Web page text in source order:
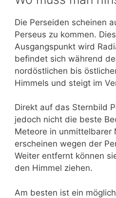
Die Perseiden scheinen
Perseus zu kommen.
Ausgangspunkt wird
befindet sich während
nordöstlichen bis
Himmels und steigt im
Direkt auf das Sternbild
jedoch nicht die beste
Meteore in unmittelbarer
erscheinen wegen der
Weiter entfernt können
den Himmel ziehen.
Am besten ist ein